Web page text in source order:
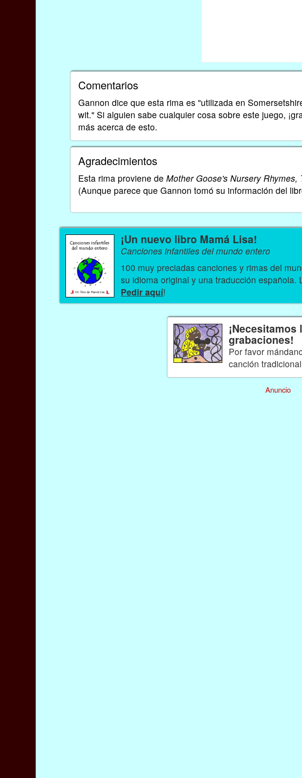
Comentarios
Gannon dice que esta rima es "utilizada en
wit." Si alguien sabe cualquier cosa sobre este juego,
más acerca de esto.
Agradecimientos
Esta rima proviene deMother Goose's Nursery Rhymes,
(Aunque parece que Gannon tomó su información del
¡Un nuevo libro Mamá Lisa!
Canciones infantiles del mundo entero
100 muy preciadas canciones y rimas del
su idioma original y una traducción
Pedir aquí!
¡Necesitamos
grabaciones!
Por favor
canción
Anuncio